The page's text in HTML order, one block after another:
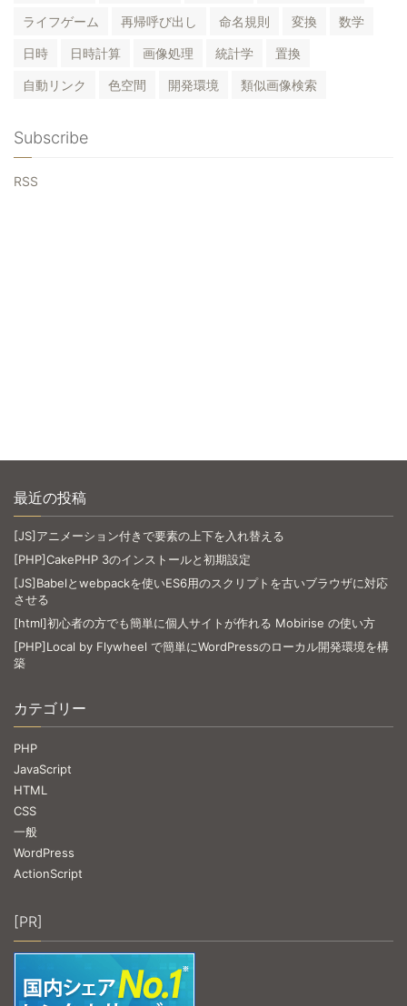
ライフゲーム 再帰呼び出し 命名規則 変換 数学
日時 日時計算 画像処理 統計学 置換
自動リンク 色空間 開発環境 類似画像検索
Subscribe
RSS
最近の投稿
[JS]アニメーション付きで要素の上下を入れ替える
[PHP]CakePHP 3のインストールと初期設定
[JS]Babelとwebpackを使いES6用のスクリプトを古いブラウザに対応
させる
[html]初心者の方でも簡単に個人サイトが作れる Mobirise の使い方
[PHP]Local by Flywheel で簡単にWordPressのローカル開発環境を構
築
カテゴリー
PHP
JavaScript
HTML
CSS
一般
WordPress
ActionScript
[PR]